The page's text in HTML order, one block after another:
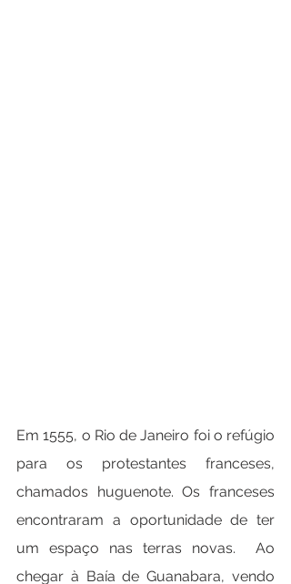
Em 1555, o Rio de Janeiro foi o refúgio
para os protestantes franceses,
chamados huguenote. Os franceses
encontraram a oportunidade de ter
um espaço nas terras novas.  Ao
chegar à Baía de Guanabara, vendo